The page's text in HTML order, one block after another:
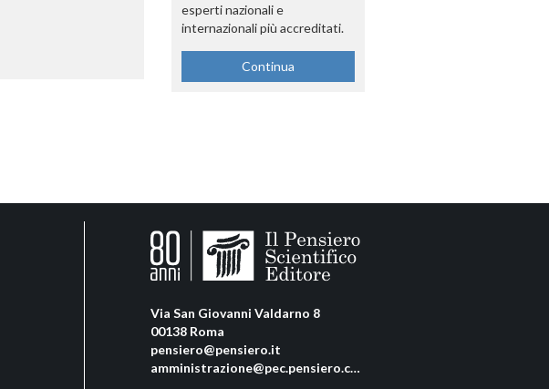
esperti nazionali e
internazionali più accreditati.
Continua
Via San Giovanni Valdarno 8
00138 Roma
pensiero@pensiero.it
amministrazione@pec.pensiero.com